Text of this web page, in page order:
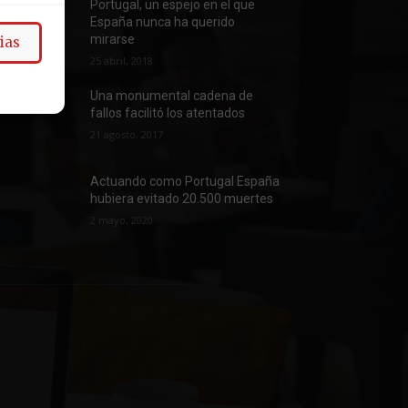
Portugal, un espejo en el que
España nunca ha querido
mirarse
25 abril, 2018
Una monumental cadena de
fallos facilitó los atentados
21 agosto, 2017
Actuando como Portugal España
hubiera evitado 20.500 muertes
2 mayo, 2020